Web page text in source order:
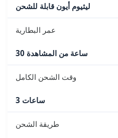
ليثيوم أيون قابلة للشحن
عمر البطارية
30 ساعة من المشاهدة
وقت الشحن الكامل
3 ساعات
طريقة الشحن